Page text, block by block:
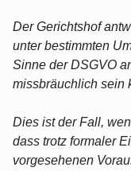
Der Gerichtshof
unter bestimmten
Sinne der DSGVO
missbräuchlich sein
Dies ist der Fall,
dass trotz formaler
vorgesehenen